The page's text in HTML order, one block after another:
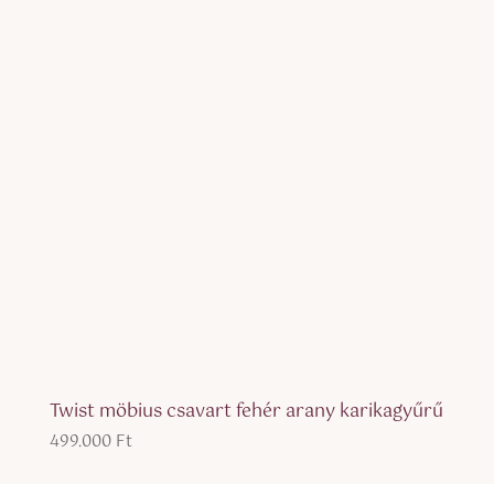
Twist möbius csavart fehér arany karikagyűrű
499.000 Ft